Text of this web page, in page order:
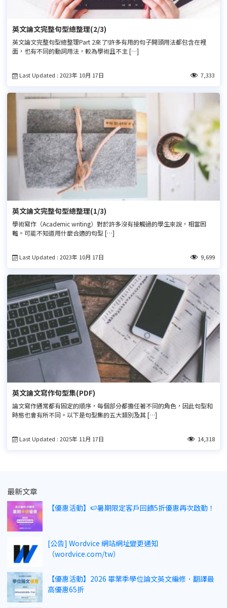
英文論文完整句型總整理(2/3)
英文論文完整句型總整理Part 2來了!許多有用的句子開頭用法都包含在裡
面，也有不同的動詞用法，較為學術且不主 […]
Last Updated : 2023年 10月 17日 7,333
英文論文完整句型總整理(1/3)
學術寫作（Academic writing）對於許多沒有接觸過的學生來說，相當困
難。可能不知道用什麼合適的句型 […]
Last Updated : 2023年 10月 17日 9,699
英文論文寫作句型集(PDF)
論文寫作通常都有固定的順序，每個部分都擔任著不同的角色，因此句型和
時態也會有所不同。以下是句型集的五大類別及其 […]
Last Updated : 2025年 11月 17日 14,318
最新文章
【優惠活動】🍉暑期限定客戶回饋5折優惠再次啟動！
[公告] Wordvice 網站網址變更通知
（wordvice.com/tw）
【優惠活動】2026 畢業季學位論文英文編修．翻譯最
高優惠65折